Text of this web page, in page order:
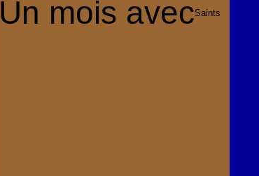
Un mois avecSaints